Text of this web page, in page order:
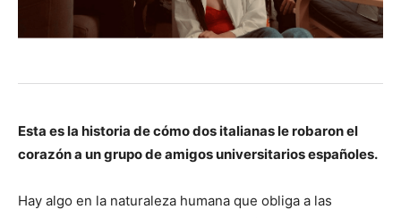
Esta es la historia de cómo dos italianas le robaron el
corazón a un grupo de amigos universitarios españoles.
Hay algo en la naturaleza humana que obliga a las